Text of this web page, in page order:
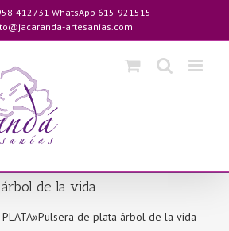
412731 WhatsApp 615-921515 |
artesanias.com
de la vida
»Pulsera de plata árbol de la vida